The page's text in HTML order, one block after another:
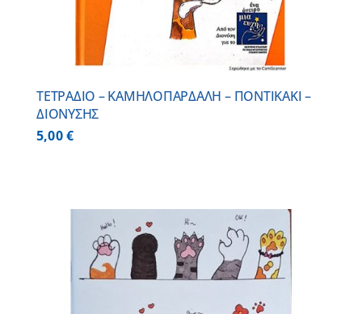
ΤΕΤΡΑΔΙΟ – ΚΑΜΗΛΟΠΑΡΔΑΛΗ – ΠΟΝΤΙΚΑΚΙ –
ΔΙΟΝΥΣΗΣ
5,00€